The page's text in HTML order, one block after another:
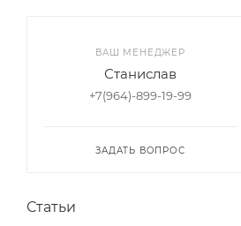
Серый
Чёрный
Черный / синий
ВАШ МЕНЕДЖЕР
Станислав
+7(964)-899-19-99
ЗАДАТЬ ВОПРОС
Статьи